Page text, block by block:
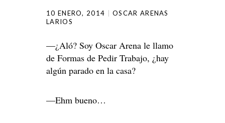
10 ENERO, 2014
OSCAR ARENAS
LARIOS
—¿Aló? Soy Oscar Arena le llamo
de Formas de Pedir Trabajo, ¿hay
algún parado en la casa?
—Ehm bueno…